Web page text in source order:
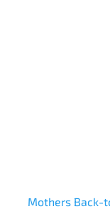
Mothers Back-